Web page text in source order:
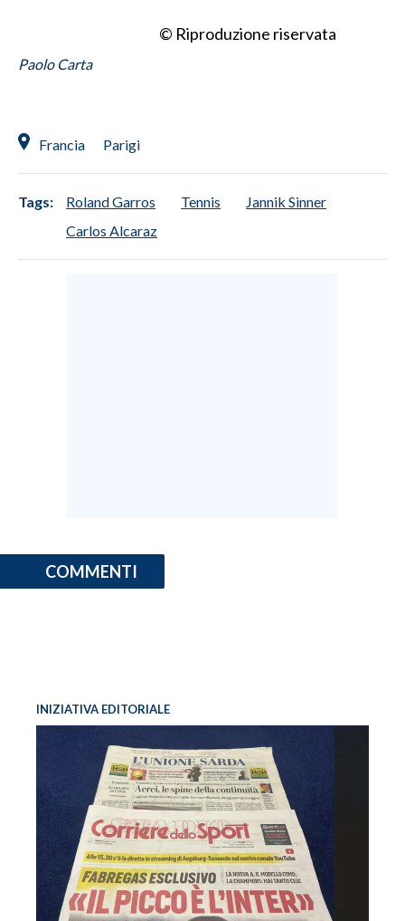
© Riproduzione riservata
Paolo Carta
Francia Parigi
Tags: Roland Garros Tennis
Jannik Sinner
Carlos Alcaraz
COMMENTI
INIZIATIVA EDITORIALE